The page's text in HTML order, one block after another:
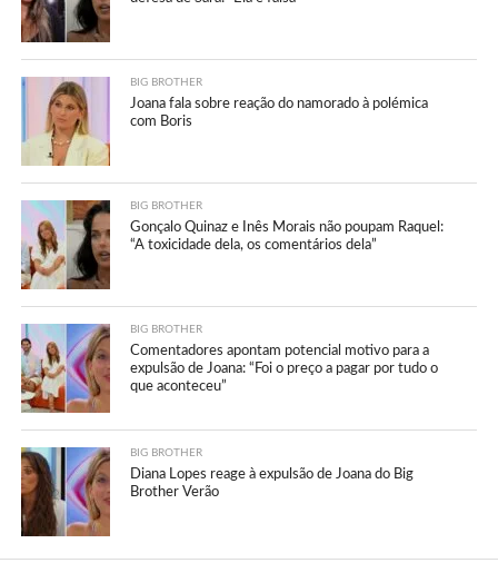
BIG BROTHER
Joana fala sobre reação do namorado à polémica
com Boris
BIG BROTHER
Gonçalo Quinaz e Inês Morais não poupam Raquel:
“A toxicidade dela, os comentários dela”
BIG BROTHER
Comentadores apontam potencial motivo para a
expulsão de Joana: “Foi o preço a pagar por tudo o
que aconteceu”
BIG BROTHER
Diana Lopes reage à expulsão de Joana do Big
Brother Verão